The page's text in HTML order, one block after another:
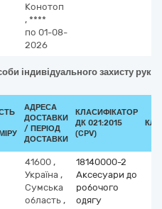
Конотоп
, ****
по 01-08-
2026
індивідуального захисту рук
АДРЕСА
ДОСТАВКИ
/ ПЕРІОД
ДОСТАВКИ
КЛАСИФІКАТОР
ДК 021:2015
(CPV)
41600 ,
Україна ,
Сумська
область ,
18140000-2
Аксесуари до
робочого
одягу